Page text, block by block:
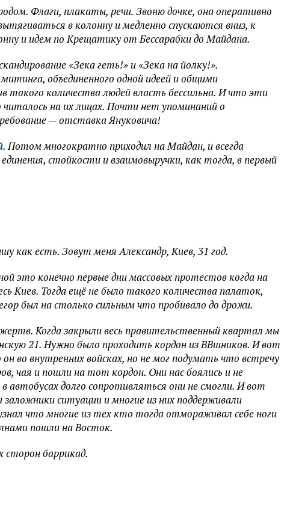
Флаги, плакаты, речи. Звоню дочке, она оперативно
в колонну и медленно спускаются вниз, к
и идем по Крещатику от Бессарабки до Майдана.
«Зека геть!» и «Зека на йолку!».
объединенного одной идеей и общими
количества людей власть бессильна. И что эти
на их лицах. Почти нет упоминаний о
— отставка Януковича!
.Потом многократно приходил на Майдан, и всегда
стойкости и взаимовыручки, как тогда, в первый
как есть. Зовут меня Александр, Киев, 31 год.
это конечно первые дни массовых протестов когда на
Киев. Тогда ещё не было такого количества палаток,
был на столько сильным что пробивало до дрожи.
Когда закрыли весь правительственный квартал мы
21. Нужно было проходить кордон из ВВшников. И вот
он во внутренних войсках, но не мог подумать что встречу
чая и пошли на тот кордон. Они нас боялись и не
автобусах долго сопротивляться они не смогли. И вот
ситуации и многие из них поддерживали
что многие из тех кто тогда отмораживал себе ноги
пошли на Восток.
сторон баррикад.